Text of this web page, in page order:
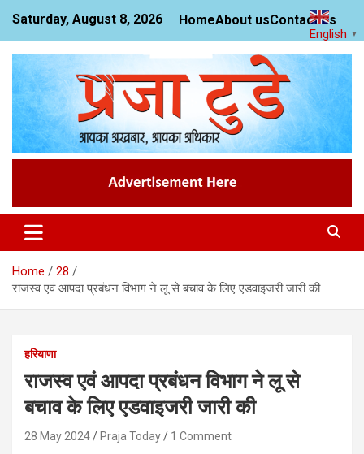
content
Saturday, August 8, 2026 HomeAbout usContact us
Praja Today
News Website
Home
28
राजस्व एवं आपदा प्रबंधन विभाग ने लू से बचाव के लिए एडवाइजरी जारी की
हरियाणा
राजस्व एवं आपदा प्रबंधन विभाग ने लू से
बचाव के लिए एडवाइजरी जारी की
28 May 2024 Praja Today 1 Comment
English ▼